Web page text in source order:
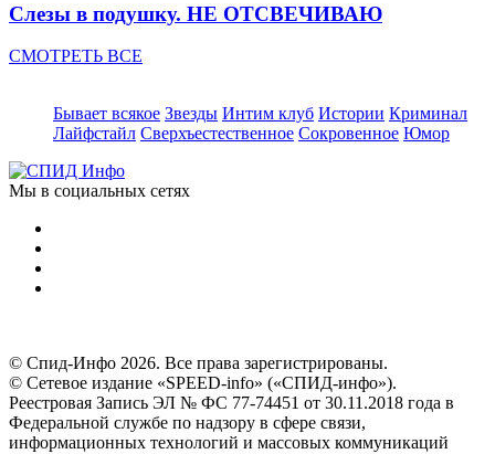
Слезы в подушку. НЕ ОТСВЕЧИВАЮ
СМОТРЕТЬ ВСЕ
Бывает всякое Звезды Интим клуб Истории Криминал
Лайфстайл Сверхъестественное Сокровенное Юмор
Мы в социальных сетях
© Спид-Инфо 2026. Все права зарегистрированы.
© Сетевое издание «SPEED-info» («СПИД-инфо»).
Реестровая Запись ЭЛ № ФС 77-74451 от 30.11.2018 года в
Федеральной службе по надзору в сфере связи,
информационных технологий и массовых коммуникаций